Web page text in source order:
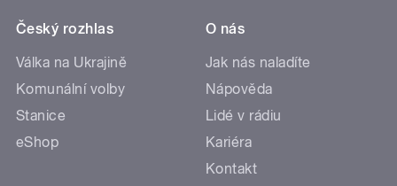
Český rozhlas
Válka na Ukrajině
Komunální volby
Stanice
eShop
O nás
Jak nás naladíte
Nápověda
Lidé v rádiu
Kariéra
Kontakt